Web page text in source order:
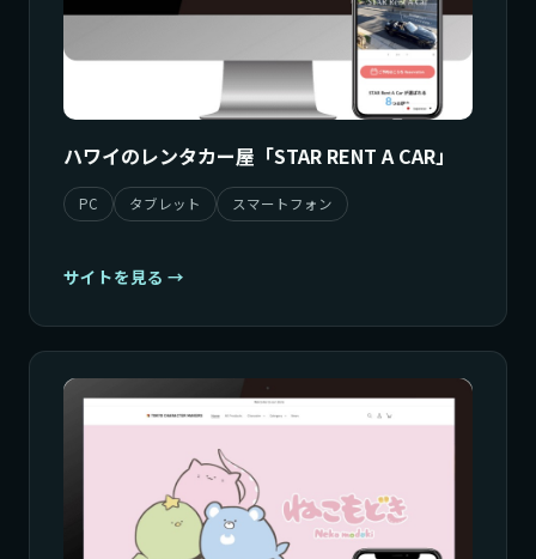
ハワイのレンタカー屋「STAR RENT A CAR」
PC タブレット スマートフォン
サイトを見る